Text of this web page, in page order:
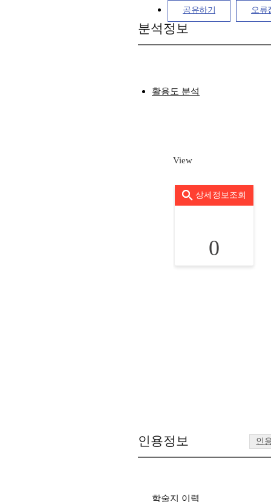
공유하기 오류
분석정보
활용도 분석
View
상세정보조회
0
인용정보 인
학술지 이력